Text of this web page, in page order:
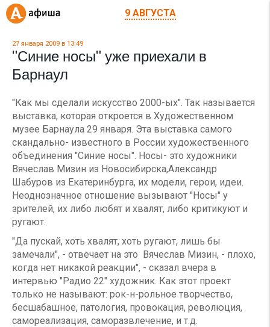
9 АВГУСТА
27 января 2009 в 13:49
"Синие носы" уже приехали в
Барнаул
"Как мы сделали искусство 2000-ых". Так называется
выставка, которая откроется в Художественном
музее Барнаула 29 января. Эта выставка самого
скандально- известного в России художественного
объединения "Синие носы". Носы- это художники
Вячеслав Мизин из Новосибирска,Александр
Шабуров из Екатеринбурга, их модели, герои, идеи.
Неоднозначное отношение вызывают "Носы" у
зрителей, их либо любят и хвалят, либо критикуют и
ругают.
"Да пускай, хоть хвалят, хоть ругают, лишь бы
замечали", - отвечает на это Вячеслав Мизин, - плохо,
когда нет никакой реакции", - сказал вчера в
интервью "Радио 22" художник. Как этот проект
только не называют: рок-н-рольное творчество,
бесшабашное, патология, провокация, революция,
самореализация, саморазвлечение, и т.д.